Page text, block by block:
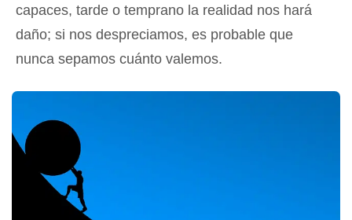
capaces, tarde o temprano la realidad nos hará
daño; si nos despreciamos, es probable que
nunca sepamos cuánto valemos.